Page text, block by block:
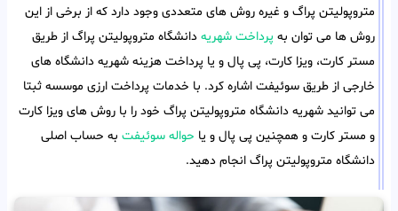
متروپولیتن پراگ و غیره روش های متعددی وجود دارد که از برخی از این
روش ها می توان به پرداخت شهریه دانشگاه متروپولیتن پراگ از طریق
مستر کارت، ویزا کارت، پی پال و یا پرداخت هزینه شهریه دانشگاه های
خارجی از طریق سوئیفت اشاره کرد. با خدمات پرداخت ارزی موسسه ثبتا
می توانید شهریه دانشگاه متروپولیتن پراگ خود را با روش های ویزا کارت
و مستر کارت و همچنین پی پال و یا حواله سوئیفت به حساب اصلی
دانشگاه متروپولیتن پراگ انجام دهید.